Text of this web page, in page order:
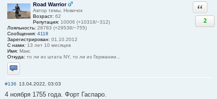
Road Warrior
Автор темы, Новичок
Возраст: 62
Репутация: 10006 (+10318/−312)
Лояльность: 28783 (+29538/−755)
Сообщения: 4118
Зарегистрирован: 01.10.2012
С нами: 13 лет 10 месяцев
Имя: Макс
Откуда: то ли из штата NY, то ли из Германии...
Отправить личное сообщение
2
#136 13.04.2022, 03:03
4 ноября 1755 года. Форт Гаспаро.